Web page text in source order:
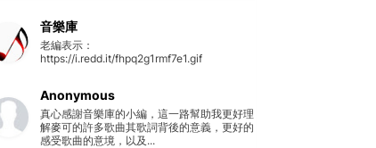
音樂庫
老編表示：
https://i.redd.it/fhpq2g1rmf7e1.gif
Anonymous
真心感謝音樂庫的小編，這一路幫助我更好理
解麥可的許多歌曲其歌詞背後的意義，更好的
感受歌曲的意境，以及...